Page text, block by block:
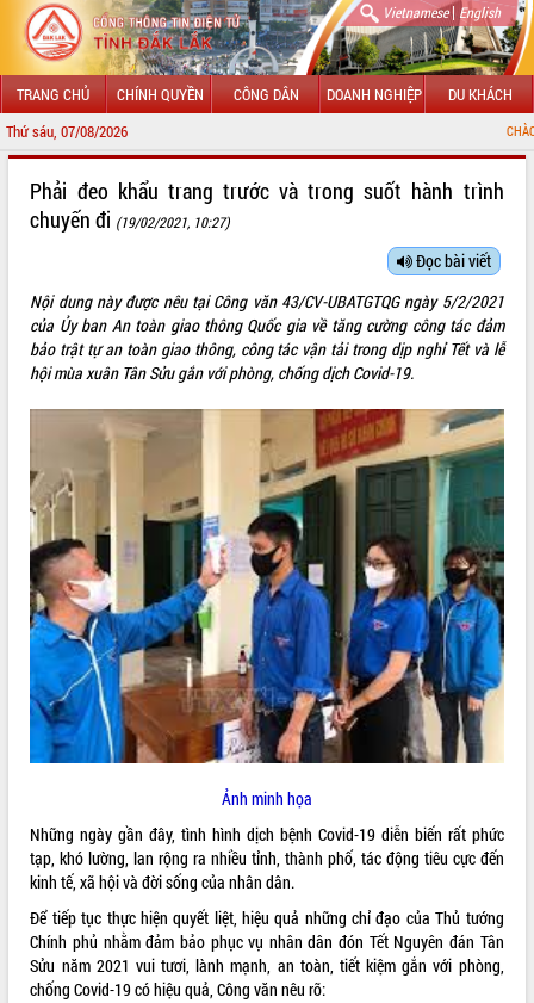
Vietnamese| English
TRANG CHỦ CHÍNH QUYỀN CÔNG DÂN DOANH NGHIỆP DU KHÁCH
Thứ sáu, 07/08/2026 CHÀO MỪNG ĐẾN
LÃNH ĐẠO UBND TỈNH
SỞ, BAN, NGÀNH
UBND CÁC XÃ, PHƯỜNG
THÔNG TIN CHỈ ĐẠO ĐIỀU HÀNH
HỆ THỐNG VĂN BẢN
VĂN BẢN HĐND TỈNH
ĐIỂM TIN VĂN BẢN
QUY HOẠCH - KẾ HOẠCH
Phải đeo khẩu trang trước và trong suốt hành trình
chuyến đi (19/02/2021, 10:27)
Đọc bài viết
Nội dung này được nêu tại Công văn 43/CV-UBATGTQG ngày 5/2/2021
của Ủy ban An toàn giao thông Quốc gia về tăng cường công tác đảm
bảo trật tự an toàn giao thông, công tác vận tải trong dịp nghỉ Tết và lễ
hội mùa xuân Tân Sửu gắn với phòng, chống dịch Covid-19.
Ảnh minh họa
Những ngày gần đây, tình hình dịch bệnh Covid-19 diễn biến rất phức
tạp, khó lường, lan rộng ra nhiều tỉnh, thành phố, tác động tiêu cực đến
kinh tế, xã hội và đời sống của nhân dân.
Để tiếp tục thực hiện quyết liệt, hiệu quả những chỉ đạo của Thủ tướng
Chính phủ nhằm đảm bảo phục vụ nhân dân đón Tết Nguyên đán Tân
Sửu năm 2021 vui tươi, lành mạnh, an toàn, tiết kiệm gắn với phòng,
chống Covid-19 có hiệu quả, Công văn nêu rõ: